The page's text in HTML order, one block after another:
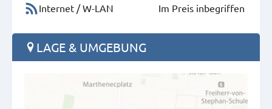
Internet / W-LAN Im Preis inbegriffen
LAGE & UMGEBUNG